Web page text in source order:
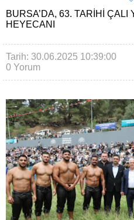
BURSA’DA, 63. TARIHI ÇALI
HEYECANI
Tarih: 30.06.2025 10:39:00
0 Yorum